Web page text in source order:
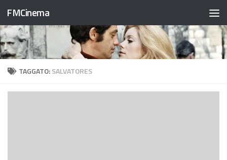
Salta al contenuto
FMCinema
TAGGATO:SALVATORES